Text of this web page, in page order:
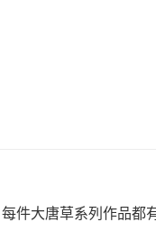
件大唐草系列作品都